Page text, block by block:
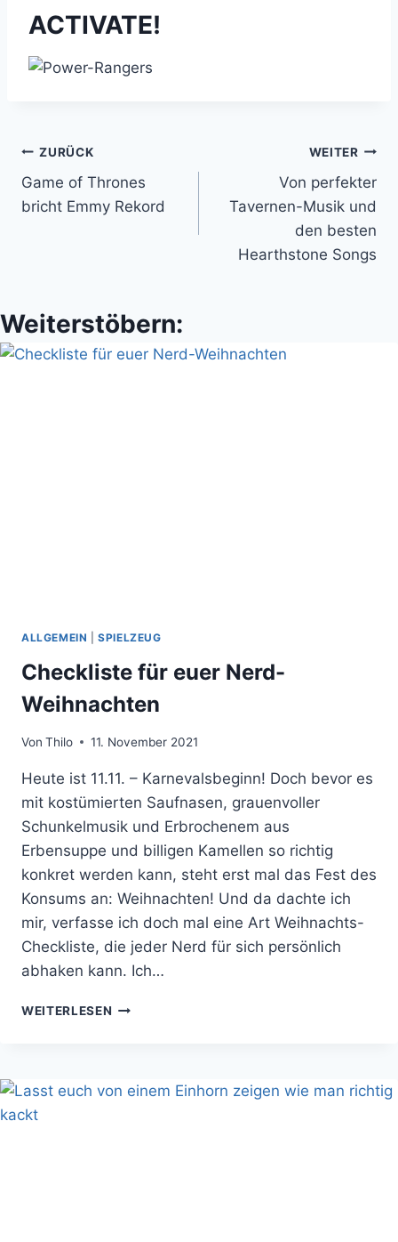
ACTIVATE!
Beitragsnavigation
ZURÜCK
Game of Thrones
bricht Emmy Rekord
WEITER
Von perfekter
Tavernen-Musik und
den besten
Hearthstone Songs
Weiterstöbern:
ALLGEMEIN |SPIELZEUG
Checkliste für euer Nerd-
Weihnachten
Von Thilo 11. November 2021
Heute ist 11.11. – Karnevalsbeginn! Doch bevor es
mit kostümierten Saufnasen, grauenvoller
Schunkelmusik und Erbrochenem aus
Erbensuppe und billigen Kamellen so richtig
konkret werden kann, steht erst mal das Fest des
Konsums an: Weihnachten! Und da dachte ich
mir, verfasse ich doch mal eine Art Weihnachts-
Checkliste, die jeder Nerd für sich persönlich
abhaken kann. Ich…
WEITERLESEN CHECKLISTE